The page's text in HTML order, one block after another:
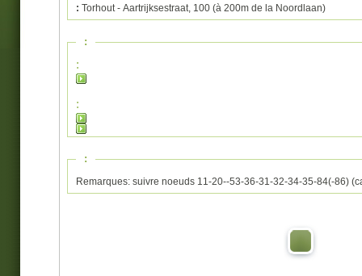
: Torhout - Aartrijksestraat, 100 (à 200m de la Noordlaan)
:
:
:
:
Remarques: suivre noeuds 11-20--53-36-31-32-34-35-84(-86)